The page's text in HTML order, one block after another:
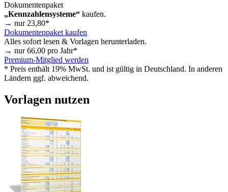
Dokumentenpaket
„Kennzahlensysteme“ kaufen.
→ nur 23,80*
Dokumentenpaket kaufen
Alles sofort lesen & Vorlagen herunterladen.
→ nur66,00 pro Jahr*
Premium-Mitglied werden
* Preis enthält 19% MwSt. und ist gültig in Deutschland. In anderen
Ländern ggf. abweichend.
Vorlagen nutzen